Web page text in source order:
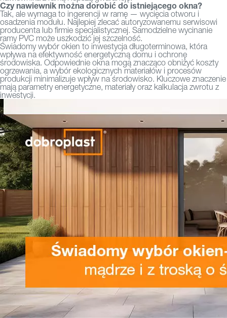
Czy nawiewnik można dorobić do istniejącego okna?
Tak, ale wymaga to ingerencji w ramę — wycięcia otworu i
osadzenia modułu. Najlepiej zlecać autoryzowanemu serwisowi
producenta lub firmie specjalistycznej. Samodzielne wycinanie
ramy PVC może uszkodzić jej szczelność.
Świadomy wybór okien to inwestycja długoterminowa, która
wpływa na efektywność energetyczną domu i ochronę
środowiska. Odpowiednie okna mogą znacząco obniżyć koszty
ogrzewania, a wybór ekologicznych materiałów i procesów
produkcji minimalizuje wpływ na środowisko. Kluczowe znaczenie
mają parametry energetyczne, materiały oraz kalkulacja zwrotu z
inwestycji.